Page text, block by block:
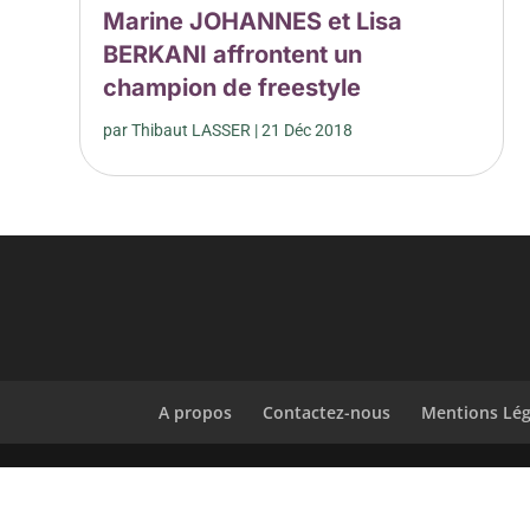
Marine JOHANNES et Lisa
BERKANI affrontent un
champion de freestyle
parThibaut LASSER |21 Déc 2018
A propos Contactez-nous Mentions